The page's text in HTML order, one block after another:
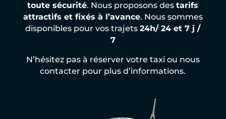
toute sécurité. Nous proposons destarifs
attractifs et fixés à l’avance. Nous sommes
disponibles pour vos trajets24h/ 24 et 7 j /
7
N’hésitez pas à réserver votre taxi ou nous
contacter pour plus d’informations.